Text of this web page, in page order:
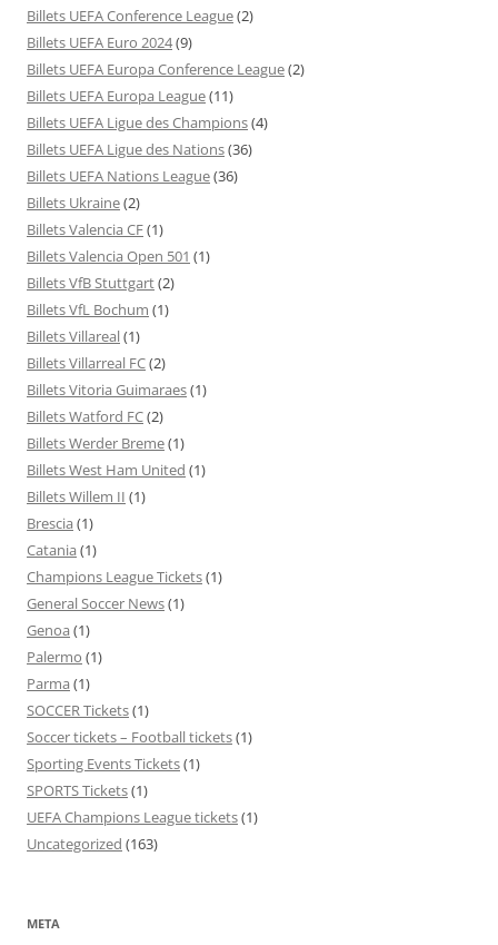
Billets UEFA Conference League(2)
Billets UEFA Euro 2024(9)
Billets UEFA Europa Conference League(2)
Billets UEFA Europa League(11)
Billets UEFA Ligue des Champions(4)
Billets UEFA Ligue des Nations(36)
Billets UEFA Nations League(36)
Billets Ukraine(2)
Billets Valencia CF(1)
Billets Valencia Open 501 (1)
Billets VfB Stuttgart(2)
Billets VfL Bochum (1)
Billets Villareal(1)
Billets Villarreal FC(2)
Billets Vitoria Guimaraes(1)
Billets Watford FC(2)
Billets Werder Breme(1)
Billets West Ham United (1)
Billets Willem II (1)
Brescia (1)
Catania (1)
Champions League Tickets(1)
General Soccer News(1)
Genoa (1)
Palermo (1)
Parma (1)
SOCCER Tickets(1)
Soccer tickets – Football tickets(1)
Sporting Events Tickets(1)
SPORTS Tickets(1)
UEFA Champions League tickets(1)
Uncategorized (163)
META